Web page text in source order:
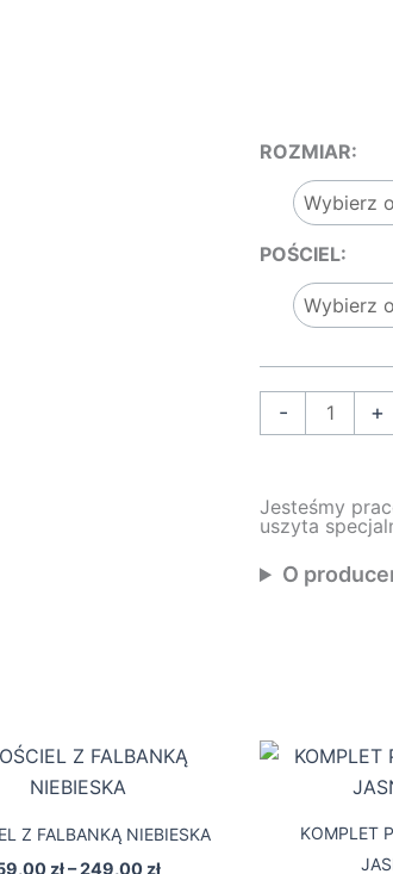
ROZMIAR:
POŚCIEL:
-
PLAMKI
MIĘTOWE
+
Jesteśmy
uszyta
O
Z FALBANKĄ NIEBIESKA
zł–249,00 zł
Zakres
cen:
do
Ten
wiele
KOMPLET